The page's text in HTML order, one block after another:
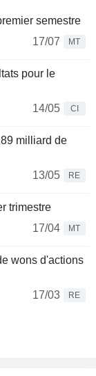
semestre
17/07
MT
pour le
14/05
CI
milliard de
13/05
RE
trimestre
17/04
MT
wons d'actions
17/03
RE